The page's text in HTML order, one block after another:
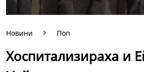
Новини Поп
Хоспитализираха и